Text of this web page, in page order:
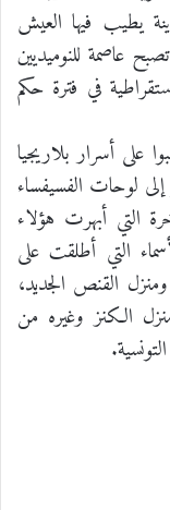
يطيب فيها العيش
عاصمة للنوميديين
في فترة حكم
على أسرار بلاريجيا
لوحات الفسيفساء
التي أبهرت هؤلاء
التي أطلقت على
القنص الجديد،
الكنز وغيره من